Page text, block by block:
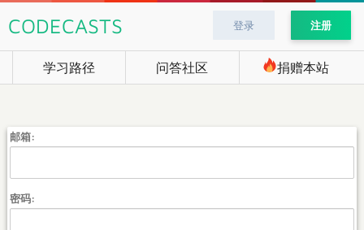
CODECASTS 登录 注册
学习路径 问答社区 捐赠本站
邮箱:
密码: